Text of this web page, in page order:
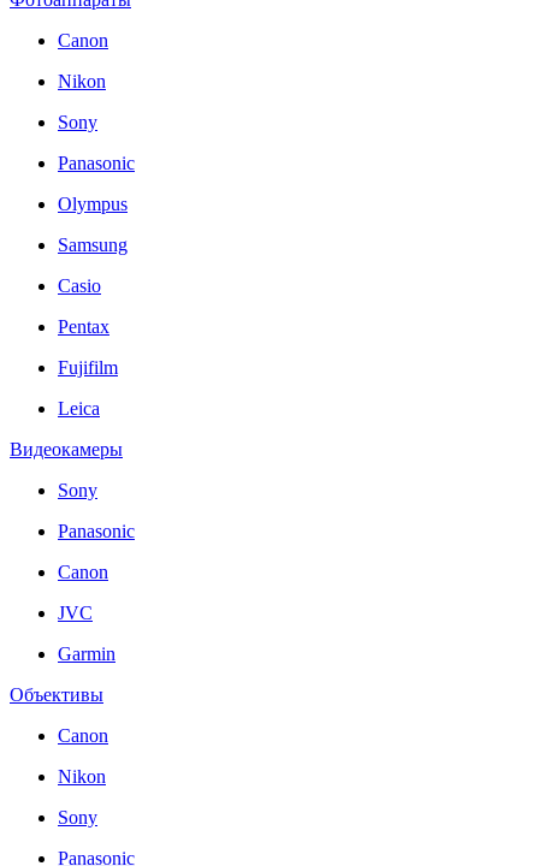
Canon
Nikon
Sony
Panasonic
Olympus
Samsung
Casio
Pentax
Fujifilm
Leica
Видеокамеры
Sony
Panasonic
Canon
JVC
Garmin
Объективы
Canon
Nikon
Sony
Panasonic